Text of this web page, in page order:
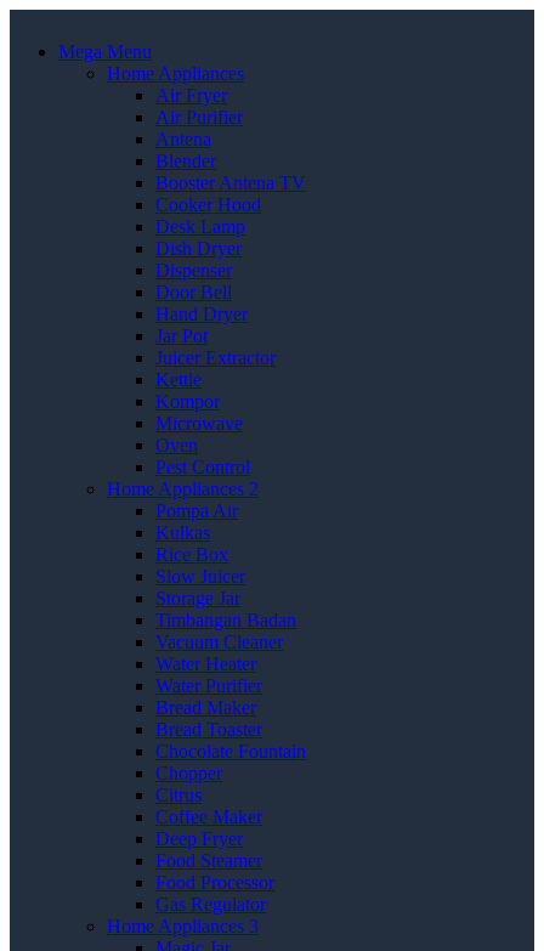
Mega Menu
Home Appliances
Air Fryer
Air Purifier
Antena
Blender
Booster Antena TV
Cooker Hood
Desk Lamp
Dish Dryer
Dispenser
Door Bell
Hand Dryer
Jar Pot
Juicer Extractor
Kettle
Kompor
Microwave
Oven
Pest Control
Home Appliances 2
Pompa Air
Kulkas
Rice Box
Slow Juicer
Storage Jar
Timbangan Badan
Vacuum Cleaner
Water Heater
Water Purifier
Bread Maker
Bread Toaster
Chocolate Fountain
Chopper
Citrus
Coffee Maker
Deep Fryer
Food Steamer
Food Processor
Gas Regulator
Home Appliances 3